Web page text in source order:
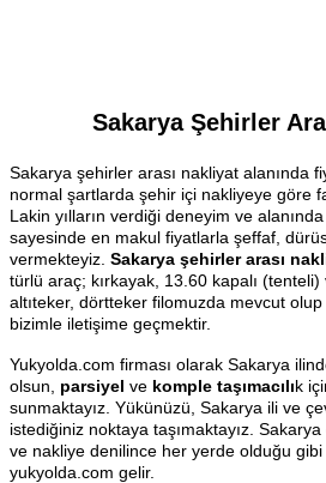
Sakarya Şehirler
Sakarya şehirler arası nakliyat alanında
normal şartlarda şehir içi nakliyeye göre
Lakin yılların verdiği deneyim ve
sayesinde en makul fiyatlarla şeffaf,
vermekteyiz. Sakarya şehirler arası
türlü araç; kırkayak, 13.60 kapalı (tenteli)
altıteker, dörtteker filomuzda mevcut
bizimle iletişime geçmektir.
Yukyolda.com firması olarak Sakarya
olsun, parsiyel ve komple taşımacılık
sunmaktayız. Yükünüzü, Sakarya ili ve
istediğiniz noktaya taşımaktayız.
ve nakliye denilince her yerde olduğu gibi
yukyolda.com gelir.